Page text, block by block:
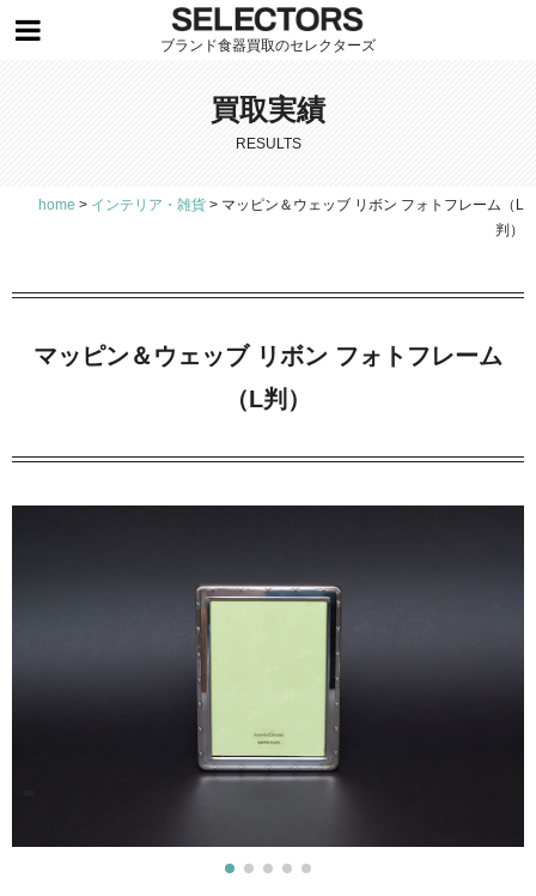
ブランド食器買取のセレクターズ
買取実績
RESULTS
home > インテリア・雑貨 > マッピン＆ウェッブ リボン フォトフレーム（L
判）
マッピン＆ウェッブ リボン フォトフレーム
（L判）